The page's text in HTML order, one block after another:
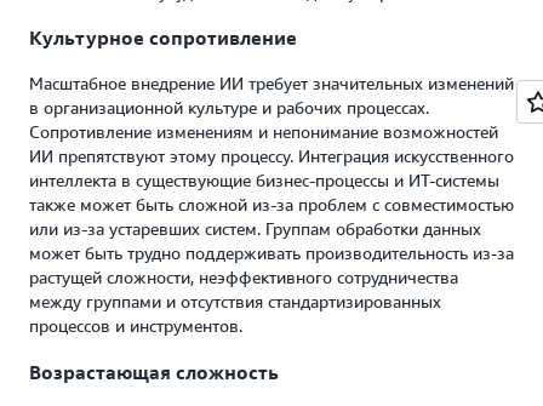
Культурное сопротивление
Масштабное внедрение ИИ требует значительных изменений
в организационной культуре и рабочих процессах.
Сопротивление изменениям и непонимание возможностей
ИИ препятствуют этому процессу. Интеграция искусственного
интеллекта в существующие бизнес-процессы и ИТ-системы
также может быть сложной из-за проблем с совместимостью
или из-за устаревших систем. Группам обработки данных
может быть трудно поддерживать производительность из-за
растущей сложности, неэффективного сотрудничества
между группами и отсутствия стандартизированных
процессов и инструментов.
Возрастающая сложность